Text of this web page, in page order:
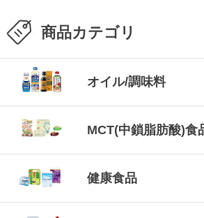
商品カテゴリ
オイル/調味料
MCT(中鎖脂肪酸)食
健康食品